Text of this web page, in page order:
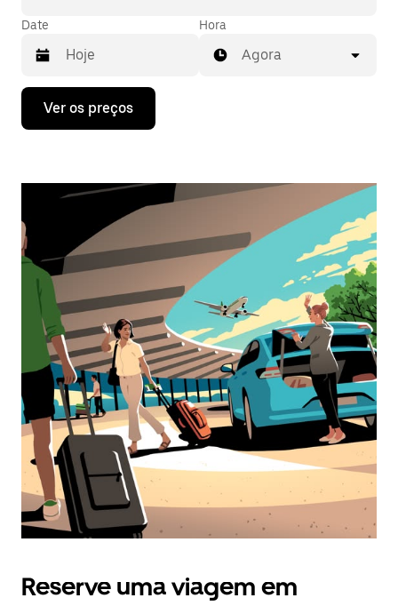
Date
Prima
tecla
interagir
o
calendário
e
selecionar
uma
data.
Prima
botão
Esc
fechar
o
calendário.
Hora
Agora
Ver os preços
Reserve uma viagem em